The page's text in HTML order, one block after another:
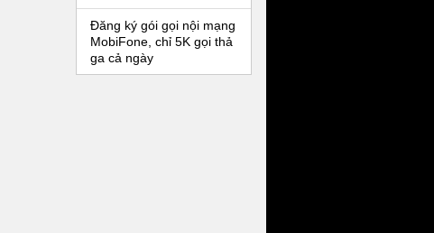
Đăng ký gói gọi nội mạng
MobiFone, chỉ 5K gọi thả
ga cả ngày